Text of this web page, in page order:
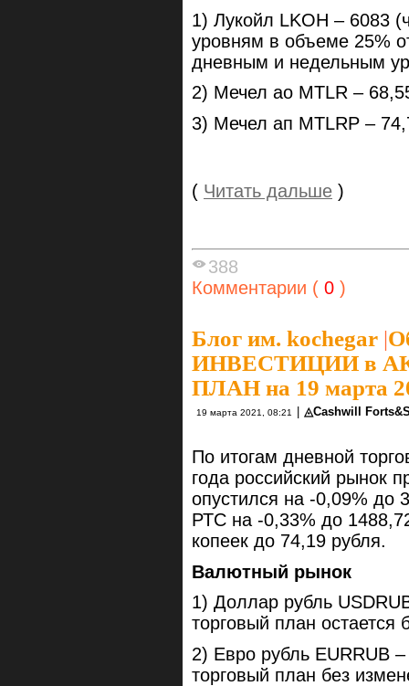
1) Лукойл LKOH – 6083
уровням в объеме 25%
дневным и недельным
2) Мечел ао MTLR –
3) Мечел ап MTLRP –
( Читать дальше )
388
Комментарии ( 0 )
Блог им. kochegar |
ИНВЕСТИЦИИ в
ПЛАН на 19 марта
19 марта 2021, 08:21 | ◬Cashwill
По итогам дневной
года российский рынок
опустился на -0,09% до
РТС на -0,33% до
копеек до 74,19 рубля.
Валютный рынок
1) Доллар рубль
торговый план остается
2) Евро рубль EURRUB
торговый план без